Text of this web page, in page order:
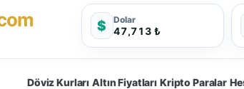
$ Dolar
47,713 ₺
Döviz Kurları Altın Fiyatları Kripto Paralar